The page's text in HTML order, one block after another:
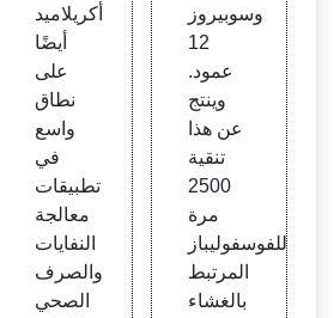
ني [A
PA
M]) و
التط
بيق
أكريلاميد
أيضًا
على
نطاق
واسع
في
تطبيقات
معالجة
النفايات
والصرف
الصحي
وسوبيروز
12
عمود.
وينتج
عن هذا
تنقية
2500
مرة
للفوسفوليباز
المرتبط
بالغشاء